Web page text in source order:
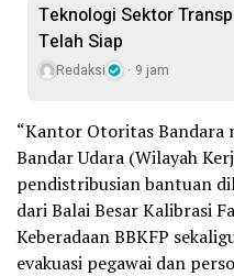
Teknologi Sektor
Telah Siap
Redaksi 9 jam
“Kantor Otoritas Bandara
Bandar Udara (Wilayah
pendistribusian bantuan
dari Balai Besar Kalibrasi
Keberadaan BBKFP
evakuasi pegawai dan